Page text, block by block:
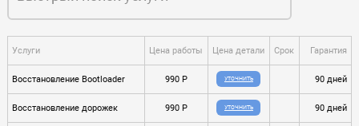
Услуги Цена работы Цена детали Срок Гарантия
Восстановление Bootloader 990 P УТОЧНИТЬ 90 дней
Восстановление дорожек 990 P УТОЧНИТЬ 90 дней